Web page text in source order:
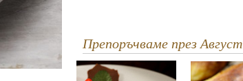
Препоръчваме през Август